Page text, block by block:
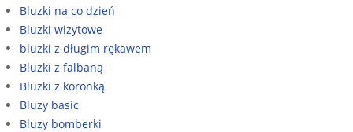
Bluzki na co dzień
Bluzki wizytowe
bluzki z długim rękawem
Bluzki z falbaną
Bluzki z koronką
Bluzy basic
Bluzy bomberki